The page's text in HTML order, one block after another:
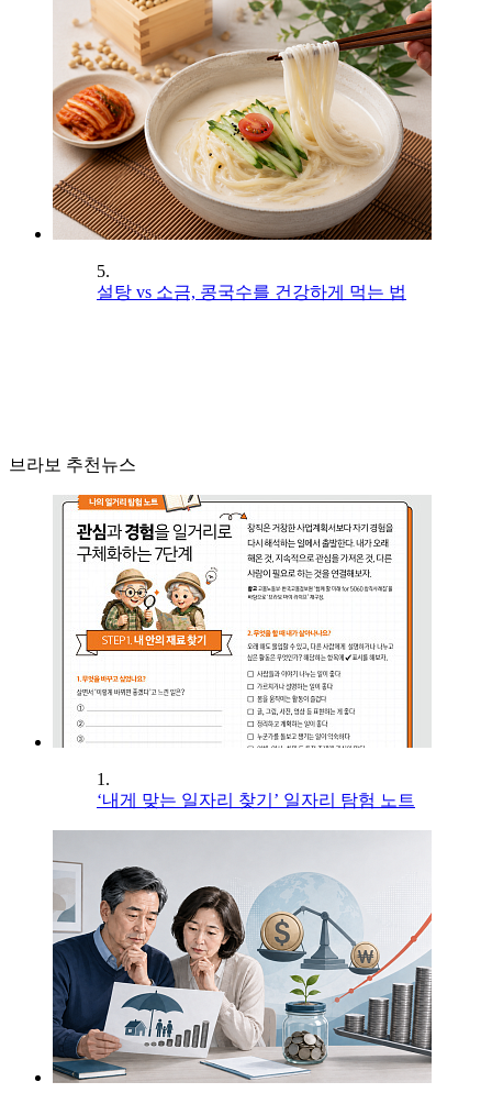
5.
설탕 vs 소금, 콩국수를 건강하게 먹는 법
브라보 추천뉴스
1.
‘내게 맞는 일자리 찾기’ 일자리 탐험 노트